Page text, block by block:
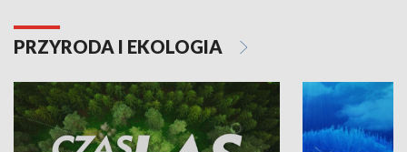
PRZYRODA I EKOLOGIA